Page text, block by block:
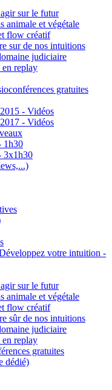
sur le futur
animale et végétale
flow créatif
sur de nos intuitions
judiciaire
en replay
gratuites
- Vidéos
- Vidéos
1h30
3x1h30
votre intuition -
sur le futur
animale et végétale
flow créatif
sûr de nos intuitions
judiciaire
en replay
gratuites
dédié)